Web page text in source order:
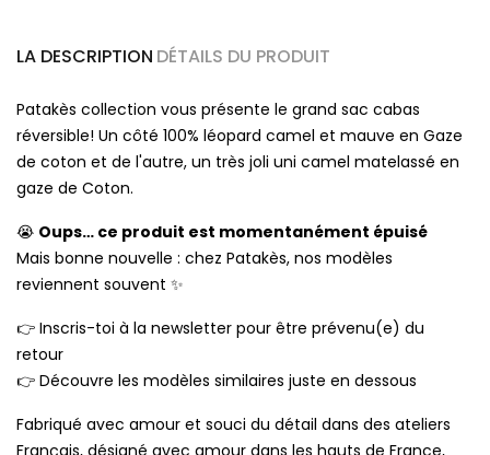
LA DESCRIPTION DÉTAILS DU PRODUIT
Patakès collection vous présente le grand sac cabas
réversible! Un côté 100% léopard camel et mauve en Gaze
de coton et de l'autre, un très joli uni camel matelassé en
gaze de Coton.
😭 Oups… ce produit est momentanément épuisé
Mais bonne nouvelle : chez Patakès, nos modèles
reviennent souvent ✨
👉 Inscris-toi à la newsletter pour être prévenu(e) du
retour
👉 Découvre les modèles similaires juste en dessous
Fabriqué avec amour et souci du détail dans des ateliers